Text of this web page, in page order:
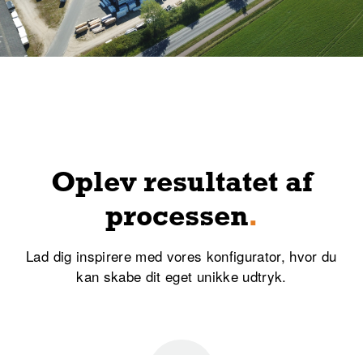
Oplev resultatet af
processen.
Lad dig inspirere med vores konfigurator, hvor du
kan skabe dit eget unikke udtryk.